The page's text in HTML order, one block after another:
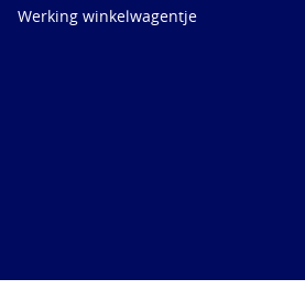
Werking winkelwagentje